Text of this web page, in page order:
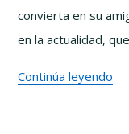
convierta en su
en la actualidad,
Continúa leyendo